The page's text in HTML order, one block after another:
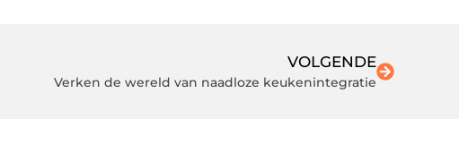
VOLGENDE
Verken de wereld van naadloze keukenintegratie